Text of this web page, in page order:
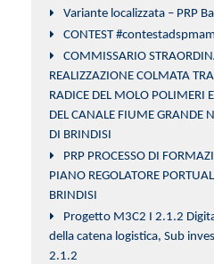
Variante localizzata – PRP
CONTEST #contestadspmam
COMMISSARIO
REALIZZAZIONE COLMATA
RADICE DEL MOLO POLIMERI
DEL CANALE FIUME GRANDE
DI BRINDISI
PRP PROCESSO DI
PIANO REGOLATORE
BRINDISI
Progetto M3C2 I 2.1.2
della catena logistica, Sub
2.1.2